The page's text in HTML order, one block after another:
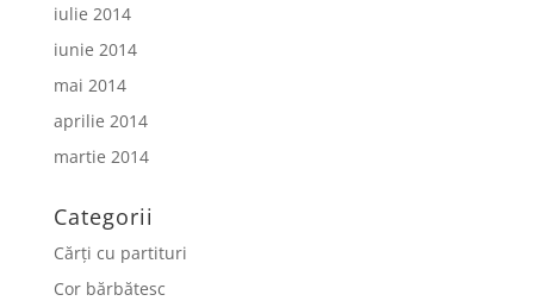
iulie 2014
iunie 2014
mai 2014
aprilie 2014
martie 2014
Categorii
Cărți cu partituri
Cor bărbătesc